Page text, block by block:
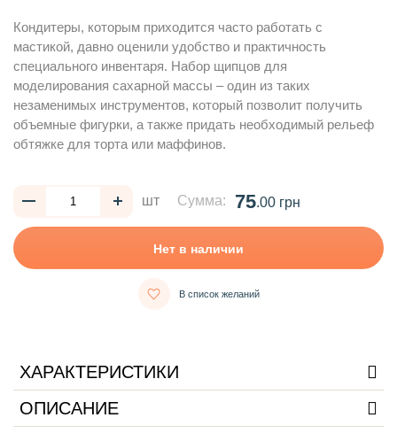
Кондитеры, которым приходится часто работать с
мастикой, давно оценили удобство и практичность
специального инвентаря. Набор щипцов для
моделирования сахарной массы – один из таких
незаменимых инструментов, который позволит получить
объемные фигурки, а также придать необходимый рельеф
обтяжке для торта или маффинов.
шт Сумма: 75.00 грн
Нет в наличии
В список желаний
ХАРАКТЕРИСТИКИ
ОПИСАНИЕ